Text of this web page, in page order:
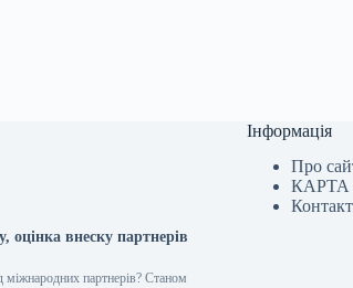
оцінка внеску партнерів
міжнародних партнерів? Станом
Інформація
Про